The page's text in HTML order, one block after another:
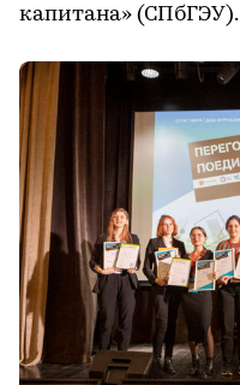
капитана» (СПбГЭУ).